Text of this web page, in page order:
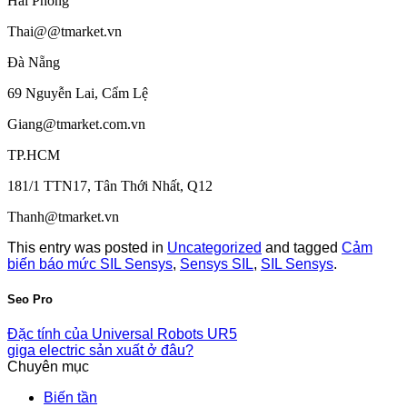
Thai@@tmarket.vn
Đà Nẵng
69 Nguyễn Lai, Cẩm Lệ
Giang@tmarket.com.vn
TP.HCM
181/1 TTN17, Tân Thới Nhất, Q12
Thanh@tmarket.vn
This entry was posted in Uncategorized and tagged Cảm
biến báo mức SIL Sensys, Sensys SIL, SIL Sensys.
Seo Pro
Đặc tính của Universal Robots UR5
giga electric sản xuất ở đâu?
Chuyên mục
Biến tần